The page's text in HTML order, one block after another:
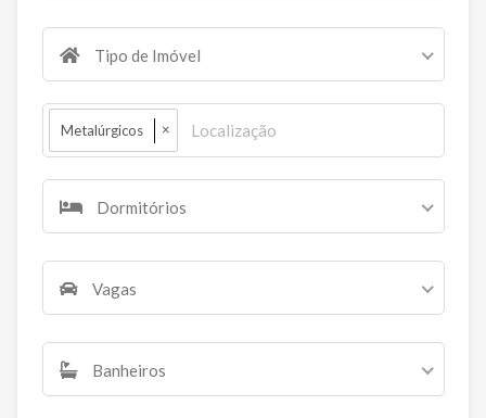
Tipo de Imóvel
Metalúrgicos ×
Dormitórios
Vagas
Banheiros